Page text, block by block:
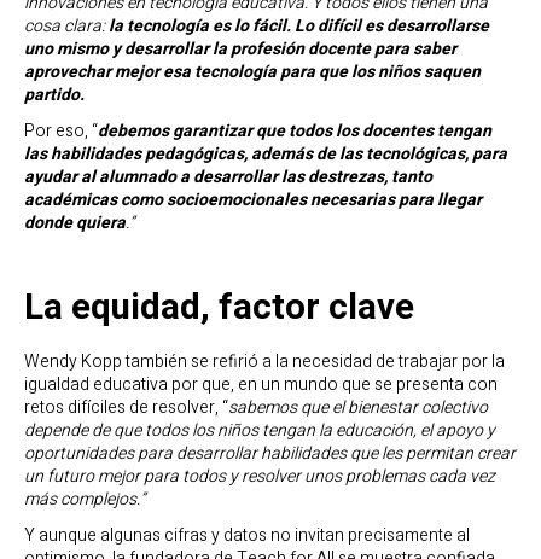
cosa clara:la tecnología es lo fácil. Lo difícil es desarrollarse
uno mismo y desarrollar la profesión docente para saber
aprovechar mejor esa tecnología para que los niños saquen
partido.
Por eso, “debemos garantizar que todos los docentes tengan
las habilidades pedagógicas, además de las tecnológicas, para
ayudar al alumnado a desarrollar las destrezas, tanto
académicas como socioemocionales necesarias para llegar
donde quiera.”
La equidad, factor clave
Wendy Kopp también se refirió a la necesidad de trabajar por la
igualdad educativa por que, en un mundo que se presenta con
retos difíciles de resolver, “sabemos que el bienestar colectivo
depende de que todos los niños tengan la educación, el apoyo y
oportunidades para desarrollar habilidades que les permitan crear
un futuro mejor para todos y resolver unos problemas cada vez
más complejos.”
Y aunque algunas cifras y datos no invitan precisamente al